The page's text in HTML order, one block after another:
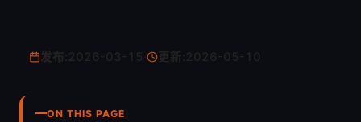
更新:
ON THIS PAGE